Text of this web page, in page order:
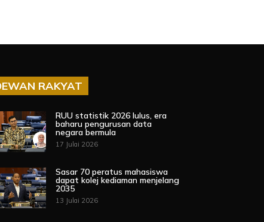
RAKYAT
RUU statistik 2026 lulus, era
baharu pengurusan data
negara bermula
17 Julai 2026
Sasar 70 peratus mahasiswa
dapat kolej kediaman menjelang
2035
13 Julai 2026